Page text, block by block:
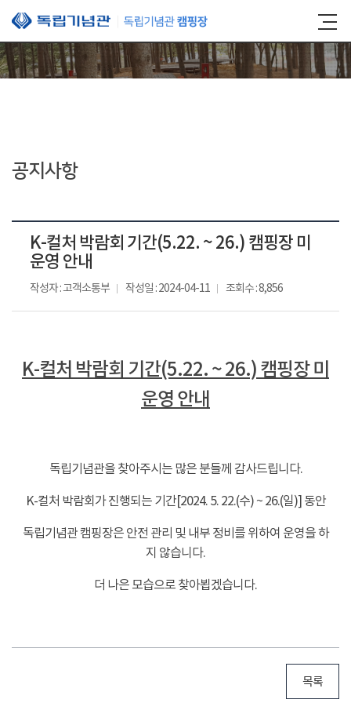
본문 바로가기
공지사항
K-컬처 박람회 기간(5.22. ~ 26.) 캠핑장 미
운영 안내
작성자 : 고객소통부 작성일 : 2024-04-11 조회수 : 8,856
K-컬처 박람회 기간(5.22. ~ 26.) 캠핑장 미
운영 안내
독립기념관을 찾아주시는 많은 분들께 감사드립니다.
K-컬처 박람회가 진행되는 기간[2024. 5. 22.(수) ~ 26.(일)] 동안
독립기념관 캠핑장은 안전 관리 및 내부 정비를 위하여 운영을 하
지 않습니다.
더 나은 모습으로 찾아뵙겠습니다.
목록